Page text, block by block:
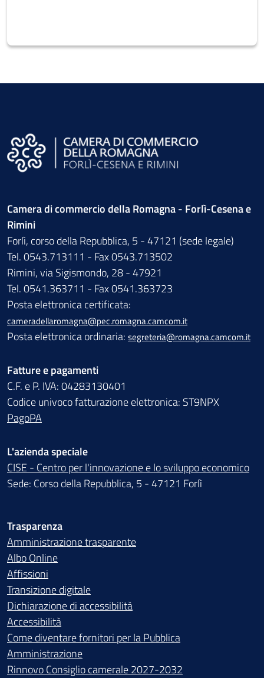
Camera di commercio della Romagna - Forlì-Cesena e
Rimini
Forlì, corso della Repubblica, 5 - 47121 (sede legale)
Tel. 0543.713111 - Fax 0543.713502
Rimini, via Sigismondo, 28 - 47921
Tel. 0541.363711 - Fax 0541.363723
Posta elettronica certificata:
cameradellaromagna@pec.romagna.camcom.it
Posta elettronica ordinaria: segreteria@romagna.camcom.it
Fatture e pagamenti
C.F. e P. IVA: 04283130401
Codice univoco fatturazione elettronica: ST9NPX
PagoPA
L'azienda speciale
CISE - Centro per l'innovazione e lo sviluppo economico
Sede: Corso della Repubblica, 5 - 47121 Forlì
Trasparenza
Amministrazione trasparente
Albo Online
Affissioni
Transizione digitale
Dichiarazione di accessibilità
Accessibilità
Come diventare fornitori per la Pubblica
Amministrazione
Rinnovo Consiglio camerale 2027-2032